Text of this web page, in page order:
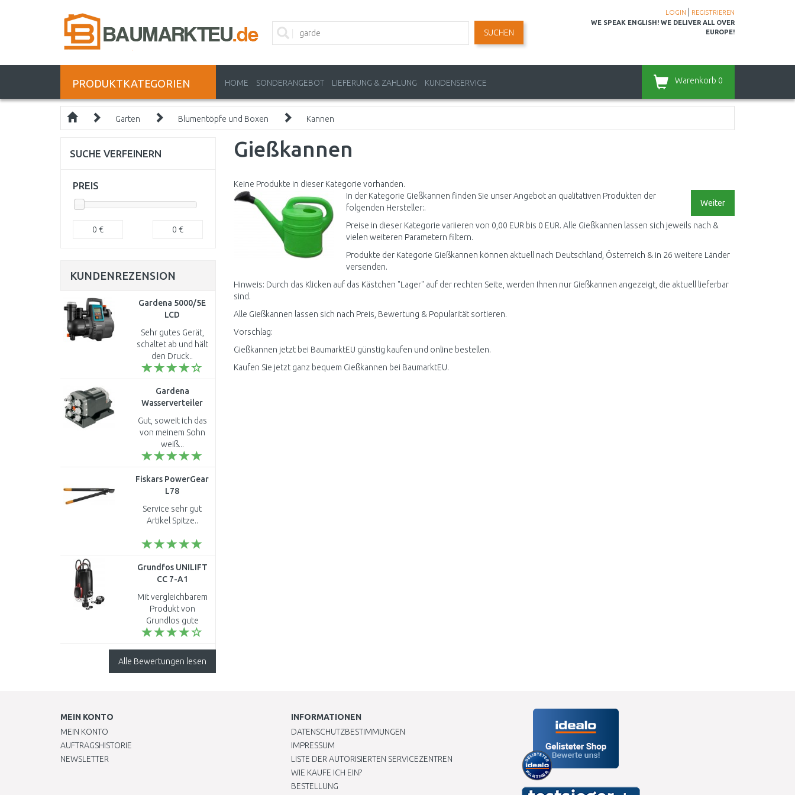
LOGIN
REGISTRIEREN
WE SPEAK ENGLISH! WE DELIVER ALL OVER
EUROPE!
SUCHEN
PRODUKTKATEGORIEN HOME SONDERANGEBOT LIEFERUNG & ZAHLUNG KUNDENSERVICE Warenkorb 0
Garten Blumentöpfe und Boxen Kannen
Gießkannen
Keine Produkte in dieser Kategorie vorhanden.
Weiter
In der Kategorie Gießkannen finden Sie unser Angebot an qualitativen Produkten der
folgenden Hersteller:.
Preise in dieser Kategorie variieren von 0,00 EUR bis 0 EUR. Alle Gießkannen lassen sich jeweils nach &
vielen weiteren Parametern filtern.
Produkte der Kategorie Gießkannen können aktuell nach Deutschland, Österreich & in 26 weitere Länder
versenden.
Hinweis: Durch das Klicken auf das Kästchen "Lager" auf der rechten Seite, werden Ihnen nur Gießkannen angezeigt, die aktuell lieferbar
sind.
Alle Gießkannen lassen sich nach Preis, Bewertung & Popularität sortieren.
Vorschlag:
Gießkannen jetzt bei BaumarktEU günstig kaufen und online bestellen.
Kaufen Sie jetzt ganz bequem Gießkannen bei BaumarktEU.
SUCHE VERFEINERN
PREIS
0 € 0 €
KUNDENREZENSION
Gardena 5000/5E
LCD
Hauswasserautomat
Comfort (1300 W/5
000 l/h) 1759-20
Sehr gutes Gerät,
schaltet ab und hält
den Druck..
Gardena
Wasserverteiler
automatic 1197-20
Gut, soweit ich das
von meinem Sohn
weiß...
Fiskars PowerGear
L78
Getriebeastschere,
69cm (112590)
1000584
Service sehr gut
Artikel Spitze..
Grundfos UNILIFT
CC 7-A1
Schmutzwasserpumpe
96280968
Mit vergleichbarem
Produkt von
Grundlos gute
Erfahrungen
Alle Bewertungen lesen
MEIN KONTO
MEIN KONTO
AUFTRAGSHISTORIE
NEWSLETTER
INFORMATIONEN
DATENSCHUTZBESTIMMUNGEN
IMPRESSUM
LISTE DER AUTORISIERTEN SERVICEZENTREN
WIE KAUFE ICH EIN?
BESTELLUNG